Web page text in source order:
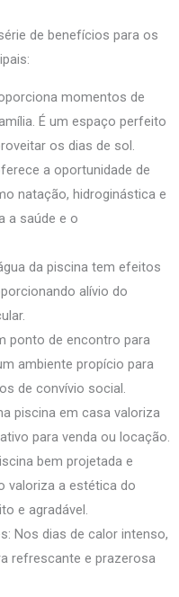
de benefícios para os
momentos de
É um espaço perfeito
os dias de sol.
a oportunidade de
natação, hidroginástica e
a saúde e o
da piscina tem efeitos
alívio do
ponto de encontro para
ambiente propício para
de convívio social.
piscina em casa valoriza
para venda ou locação.
bem projetada e
valoriza a estética do
e agradável.
Nos dias de calor intenso,
refrescante e prazerosa